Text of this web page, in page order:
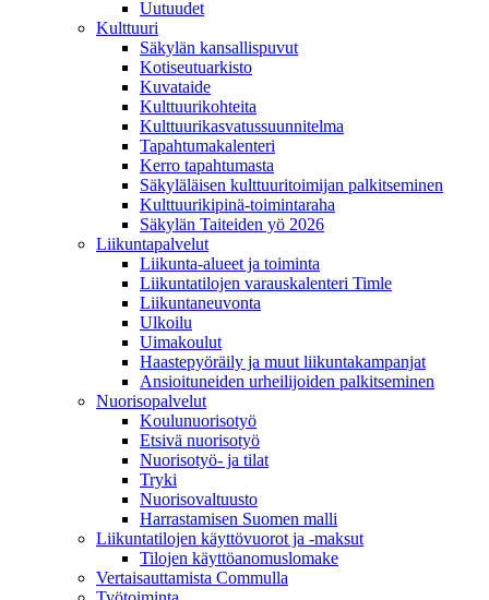
Uutuudet
Kulttuuri
Säkylän kansallispuvut
Kotiseutuarkisto
Kuvataide
Kulttuurikohteita
Kulttuurikasvatussuunnitelma
Tapahtumakalenteri
Kerro tapahtumasta
Säkyläläisen kulttuuritoimijan palkitseminen
Kulttuurikipinä-toimintaraha
Säkylän Taiteiden yö 2026
Liikuntapalvelut
Liikunta-alueet ja toiminta
Liikuntatilojen varauskalenteri Timle
Liikuntaneuvonta
Ulkoilu
Uimakoulut
Haastepyöräily ja muut liikuntakampanjat
Ansioituneiden urheilijoiden palkitseminen
Nuorisopalvelut
Koulunuorisotyö
Etsivä nuorisotyö
Nuorisotyö- ja tilat
Tryki
Nuorisovaltuusto
Harrastamisen Suomen malli
Liikuntatilojen käyttövuorot ja -maksut
Tilojen käyttöanomuslomake
Vertaisauttamista Commulla